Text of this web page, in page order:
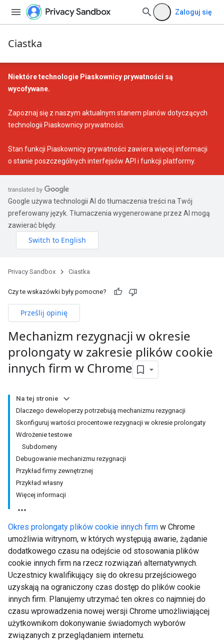
Zaloguj się
Ciastka
Niektóre technologie Piaskownicy prywatności są
wycofywane.
Zapoznaj się z naszym aktualnym stanem planów dotyczących
technologii Piaskownicy prywatności
Stan funkcji Piaskownicy prywatności zawiera więcej informacji
o stanie poszczególnych interfejsów API i funkcji platformy.
Google używa technologii AI do tłumaczenia treści na Twój
preferowany język. Tłumaczenia wygenerowane przez AI mogą
zawierać błędy.
Privacy Sandbox Ciastka
Czy te wskazówki były pomocne?
Prześlij opinię
Mechanizm rezygnacji w okresie
prolongaty w zakresie plików cookie
innych firm w Chrome
Na tej stronie
Dlaczego deweloperzy potrzebują mechanizmu rezygnacji
Skonfiguruj wartości procentowe rezygnacji w okresie prolongaty
Wdrożenie testowe
Subdomeny
Debugowanie mechanizmu rezygnacji
Przykład firmy zewnętrznej
Przykład własny
Więcej informacji
Okres prolongaty plików cookie innych firm w Chrome
umożliwia witrynom, w których występują awarie, żądanie
dodatkowego czasu na odejście od stosowania plików
cookie innych firm na rzecz rozwiązań alternatywnych.
Uczestnicy kwalifikujący się do okresu przejściowego
uzyskają na ograniczony czas dostęp do plików cookie
innych firm. Planujemy utrzymać ten okres co najmniej do
czasu wprowadzenia nowej wersji Chrome umożliwiającej
użytkownikom dokonywanie świadomych wyborów
związanych z przeglądaniem internetu.